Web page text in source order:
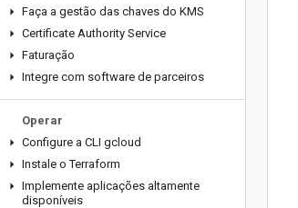
Faça a gestão das chaves do KMS
Certificate Authority Service
Faturação
Integre com software de parceiros
Operar
Configure a CLI gcloud
Instale o Terraform
Implemente aplicações altamente
disponíveis